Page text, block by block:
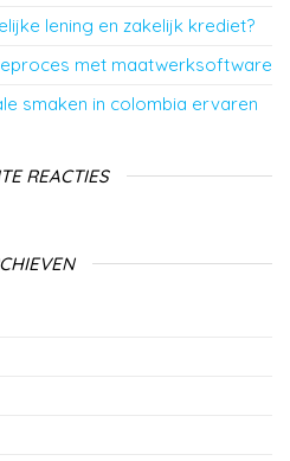
lening en zakelijk krediet?
met maatwerksoftware
smaken in colombia ervaren
REACTIES